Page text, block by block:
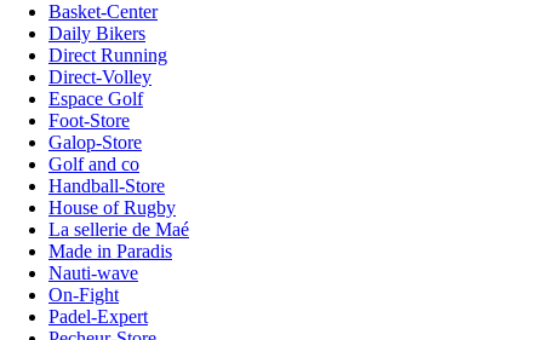
Basket-Center
Daily Bikers
Direct Running
Direct-Volley
Espace Golf
Foot-Store
Galop-Store
Golf and co
Handball-Store
House of Rugby
La sellerie de Maé
Made in Paradis
Nauti-wave
On-Fight
Padel-Expert